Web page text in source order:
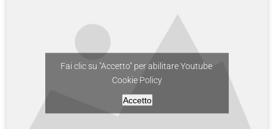
Fai clic su "Accetto" per abilitare Youtube
Cookie Policy
Accetto